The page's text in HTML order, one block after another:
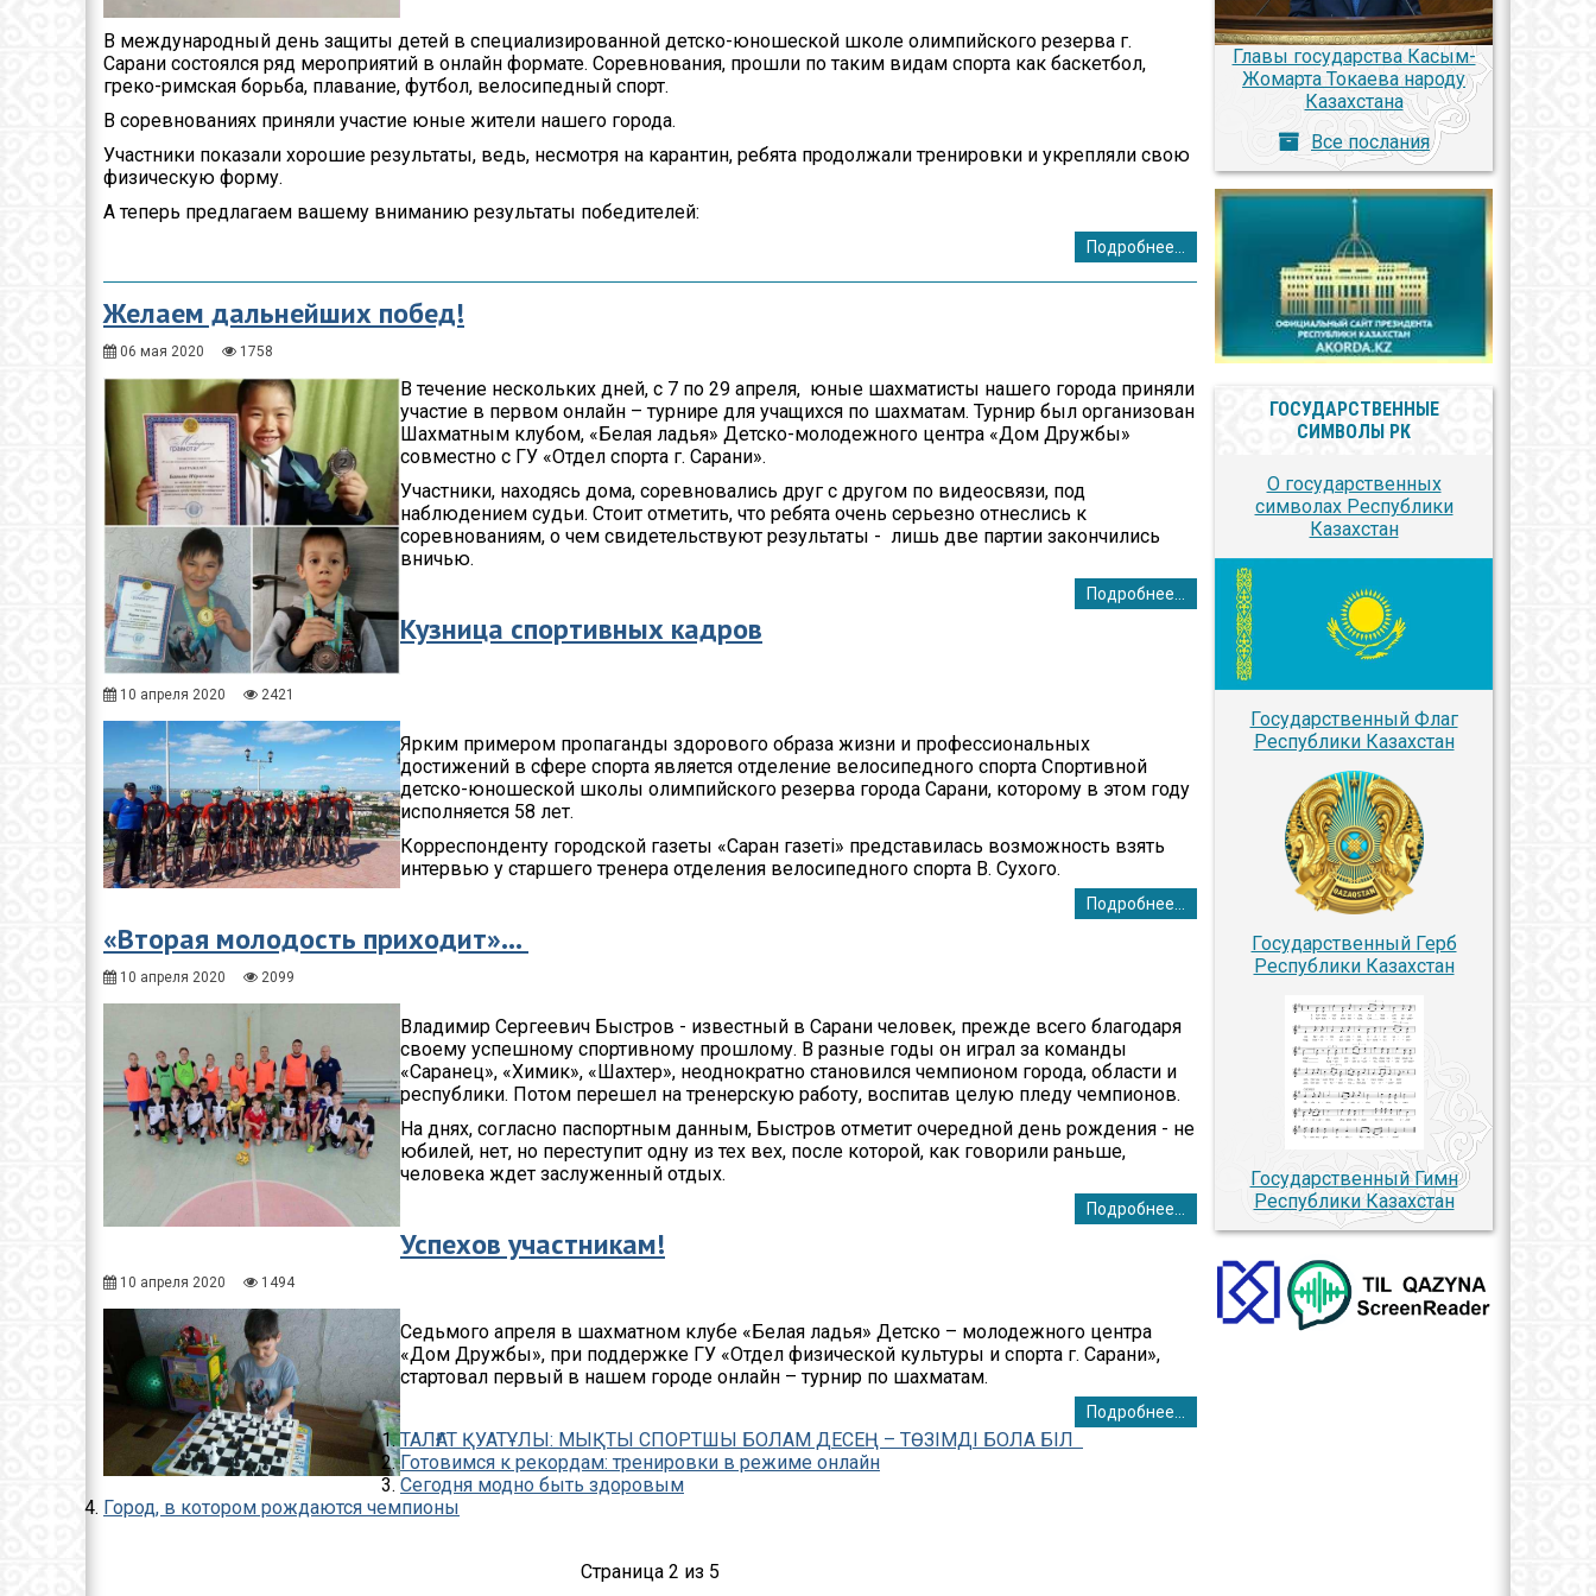
В международный день защиты детей в специализированной детско-юношеской школе олимпийского резерва г.
Сарани состоялся ряд мероприятий в онлайн формате. Соревнования, прошли по таким видам спорта как баскетбол,
греко-римская борьба, плавание, футбол, велосипедный спорт.
В соревнованиях приняли участие юные жители нашего города.
Участники показали хорошие результаты, ведь, несмотря на карантин, ребята продолжали тренировки и укрепляли свою
физическую форму.
А теперь предлагаем вашему вниманию результаты победителей:
Подробнее...
Желаем дальнейших побед!
06 мая 2020 1758
В течение нескольких дней, с 7 по 29 апреля, юные шахматисты нашего города приняли
участие в первом онлайн – турнире для учащихся по шахматам. Турнир был организован
Шахматным клубом, «Белая ладья» Детско-молодежного центра «Дом Дружбы»
совместно с ГУ «Отдел спорта г. Сарани».
Участники, находясь дома, соревновались друг с другом по видеосвязи, под
наблюдением судьи. Стоит отметить, что ребята очень серьезно отнеслись к
соревнованиям, о чем свидетельствуют результаты - лишь две партии закончились
вничью.
Подробнее...
Кузница спортивных кадров
10 апреля 2020 2421
Ярким примером пропаганды здорового образа жизни и профессиональных
достижений в сфере спорта является отделение велосипедного спорта Спортивной
детско-юношеской школы олимпийского резерва города Сарани, которому в этом году
исполняется 58 лет.
Корреспонденту городской газеты «Саран газеті» представилась возможность взять
интервью у старшего тренера отделения велосипедного спорта В. Сухого.
Подробнее...
«Вторая молодость приходит»…
10 апреля 2020 2099
Владимир Сергеевич Быстров - известный в Сарани человек, прежде всего благодаря
своему успешному спортивному прошлому. В разные годы он играл за команды
«Саранец», «Химик», «Шахтер», неоднократно становился чемпионом города, области и
республики. Потом перешел на тренерскую работу, воспитав целую пледу чемпионов.
На днях, согласно паспортным данным, Быстров отметит очередной день рождения - не
юбилей, нет, но переступит одну из тех вех, после которой, как говорили раньше,
человека ждет заслуженный отдых.
Подробнее...
Успехов участникам!
10 апреля 2020 1494
Седьмого апреля в шахматном клубе «Белая ладья» Детско – молодежного центра
«Дом Дружбы», при поддержке ГУ «Отдел физической культуры и спорта г. Сарани»,
стартовал первый в нашем городе онлайн – турнир по шахматам.
Подробнее...
ТАЛҒАТ ҚУАТҰЛЫ: МЫҚТЫ СПОРТШЫ БОЛАМ ДЕСЕҢ – ТӨЗІМДІ БОЛА БІЛ
Готовимся к рекордам: тренировки в режиме онлайн
Сегодня модно быть здоровым
Город, в котором рождаются чемпионы
Страница 2 из 5
Главы государства Касым-
Жомарта Токаева народу
Казахстана
Все послания
ГОСУДАРСТВЕННЫЕ
СИМВОЛЫ РК
О государственных
символах Республики
Казахстан
Государственный Флаг
Республики Казахстан
Государственный Герб
Республики Казахстан
Государственный Гимн
Республики Казахстан